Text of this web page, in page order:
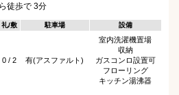
徒歩で 3分
礼/敷 駐車場 設備
0 / 2 有(アスファルト)
室内洗濯機置場
収納
ガスコンロ設置可
フローリング
キッチン湯沸器